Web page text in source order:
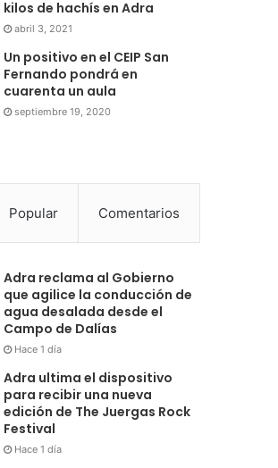
kilos de hachís en Adra
abril 3, 2021
Un positivo en el CEIP San
Fernando pondrá en
cuarenta un aula
septiembre 19, 2020
Popular Comentarios
Adra reclama al Gobierno
que agilice la conducción de
agua desalada desde el
Campo de Dalías
Hace 1 día
Adra ultima el dispositivo
para recibir una nueva
edición de The Juergas Rock
Festival
Hace 1 día